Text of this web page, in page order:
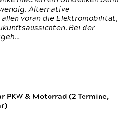
Alternative
voran die Elektromobilität,
Bei der
PKW & Motorrad (2 Termine,